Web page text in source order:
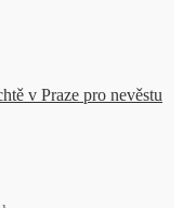
v Praze pro nevěstu